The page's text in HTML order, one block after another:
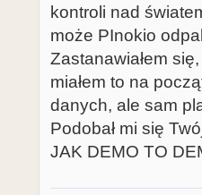
kontroli nad
może PInokio
Zastanawiałem
miałem to na
danych, ale sam
Podobał mi się
JAK DEMO TO